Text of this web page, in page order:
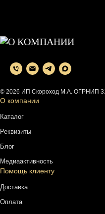
© 2026 ИП Скороход М.А. ОГРНИП
О компании
Каталог
Реквизиты
Блог
Медиаактивность
Помощь клиенту
Доставка
Оплата